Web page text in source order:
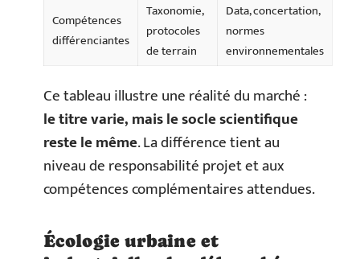
Compétences
différenciantes
Taxonomie,
protocoles
de terrain
Data, concertation,
normes
environnementales
Ce tableau illustre une réalité du marché :
le titre varie, mais le socle scientifique
reste le même. La différence tient au
niveau de responsabilité projet et aux
compétences complémentaires attendues.
Écologie urbaine et